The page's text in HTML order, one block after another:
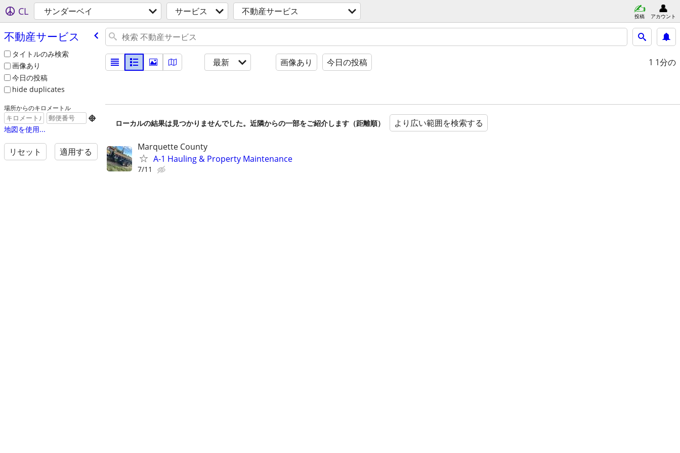
CL サンダーベイ サービス 不動産サービス 投稿 アカウント
不動産サービス
タイトルのみ検索
画像あり
今日の投稿
hide duplicates
場所からのキロメートル

地図を使用...
リセット 適用する
最新 画像あり 今日の投稿 1 1分の
ローカルの結果は見つかりませんでした。近隣からの一部をご紹介します（距離順） より広い範囲を検索する
Marquette County
A-1 Hauling & Property Maintenance
7/11